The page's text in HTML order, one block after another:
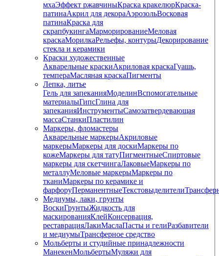
мхаЭффект ржавчиныКраска кракелюрКраска-
патинаАкрил для декораАэрозольВосковая
патинаКраска для
скрапбукингаМарморированиеМеловая
краскаМорилкаРельефы, контурыДекорирование
стекла и керамики
Краски художественные
Акварельные краскиАкриловая краскаГуашь,
темпераМасляная краскаПигменты
Лепка, литье
Гель для запеканияМоделинВспомогательные
материалыГипсГлина для
запеканияИнструментыСамозатвердевающая
массаСтанкиПластилин
Маркеры, фломастеры
Акварельные маркерыАкриловые
маркерыМаркеры для доскиМаркеры по
кожеМаркеры для татуПигментныеCпиртовые
маркеры для скетчингаЛаковыеМаркеры по
металлуМеловые маркерыМаркеры по
тканиМаркеры по керамике и
фарфоруПерманентныеТекстовыделители
Медиумы, лаки, грунты
ВоскиГрунтыЖидкость для
маскированияКлейКонсервация,
реставрацияЛакиМаслаПасты и гелиРазбавители
и медиумыТрансферное средство
Мольберты и студийные принадлежности
МанекенМольбертыМуляжи для